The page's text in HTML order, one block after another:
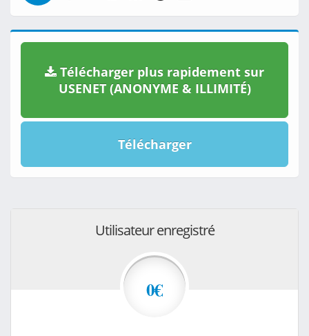
Télécharger plus rapidement sur
USENET (ANONYME & ILLIMITÉ)
Télécharger
Utilisateur enregistré
0€